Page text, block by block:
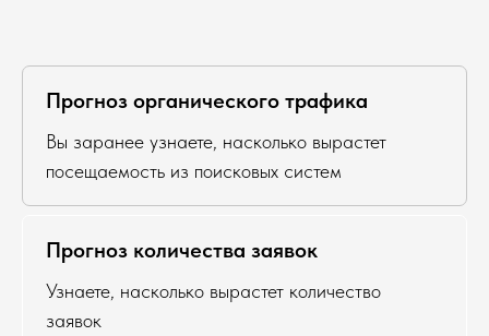
Прогноз органического трафика
Вы заранее узнаете, насколько вырастет
посещаемость из поисковых систем
Прогноз количества заявок
Узнаете, насколько вырастет количество
заявок